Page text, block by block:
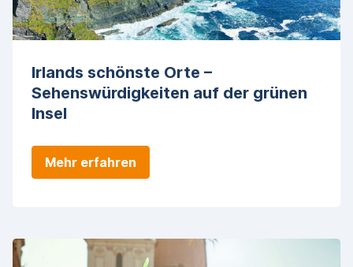
Irlands schönste Orte –
Sehenswürdigkeiten auf der grünen
Insel
Mehr erfahren